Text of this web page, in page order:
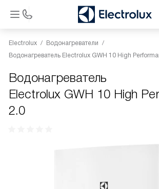
Electrolux
Водонагреватели
Водонагреватель Electrolux GWH 10 High
Водонагреватель
Electrolux GWH 10 High
2.0